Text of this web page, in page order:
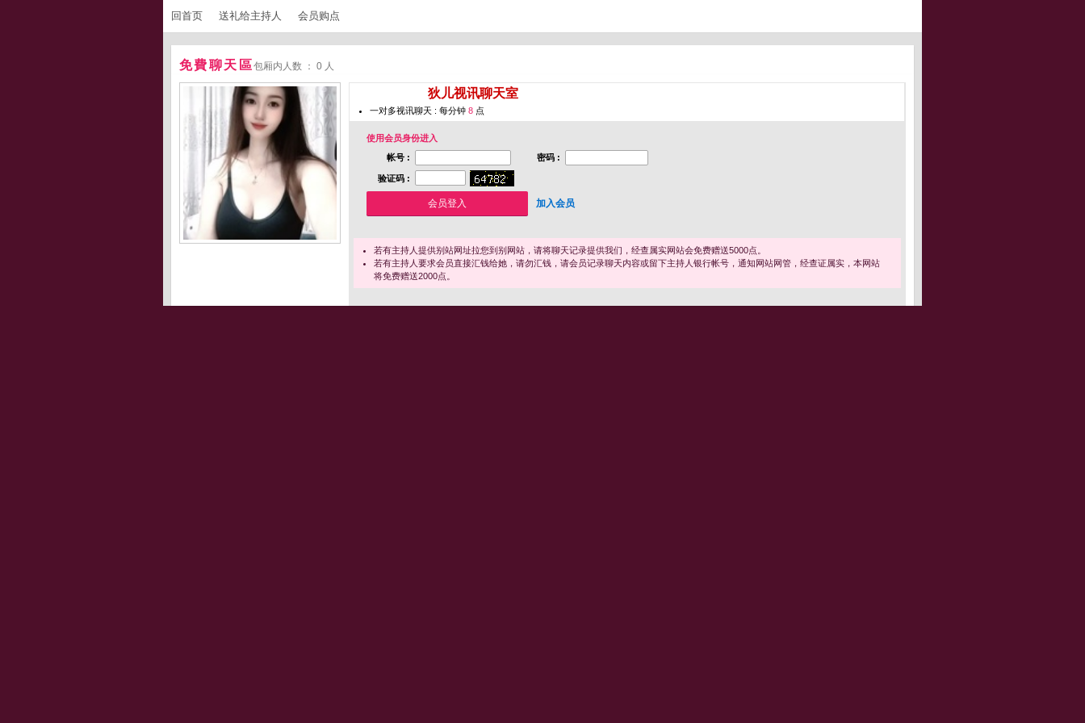
回首页 送礼给主持人 会员购点
免費聊天區包厢内人数 ： 0 人
狄儿视讯聊天室
一对多视讯聊天 : 每分钟 8 点
使用会员身份进入
帐号 :
密码 :
验证码 :
加入会员
若有主持人提供别站网址拉您到别网站，请将聊天记录提供我们，经查属实网站会免费赠送5000点。
若有主持人要求会员直接汇钱给她，请勿汇钱，请会员记录聊天内容或留下主持人银行帐号，通知网站网管，经查证属实，本网站
将免费赠送2000点。